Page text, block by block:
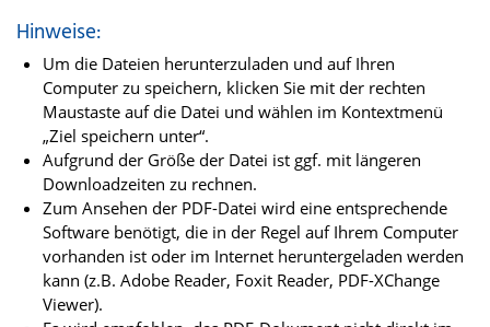
Hinweise:
Um die Dateien herunterzuladen und auf Ihren
Computer zu speichern, klicken Sie mit der rechten
Maustaste auf die Datei und wählen im Kontextmenü
„Ziel speichern unter“.
Aufgrund der Größe der Datei ist ggf. mit längeren
Downloadzeiten zu rechnen.
Zum Ansehen der PDF-Datei wird eine entsprechende
Software benötigt, die in der Regel auf Ihrem Computer
vorhanden ist oder im Internet heruntergeladen werden
kann (z.B. Adobe Reader, Foxit Reader, PDF-XChange
Viewer).